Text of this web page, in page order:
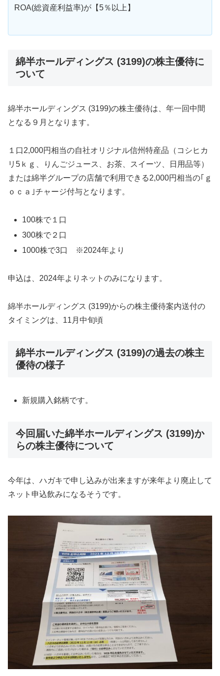
ROA(総資産利益率)が【5％以上】
綿半ホールディングス (3199)の株主優待に
ついて
綿半ホールディングス (3199)の株主優待は、年一回中間
となる９月となります。
１口2,000円相当の自社オリジナル信州特産品（コシヒカ
リ5ｋｇ、りんごジュース、お茶、スイーツ、日用品等）
または綿半グループの店舗で利用できる2,000円相当の｢ｇ
ｏｃａ｣チャージ付与となります。
100株で１口
300株で２口
1000株で3口 ※2024年より
申込は、2024年よりネットのみになります。
綿半ホールディングス (3199)からの株主優待案内送付の
タイミングは、11月中旬頃
綿半ホールディングス (3199)の過去の株主
優待の様子
新規購入銘柄です。
今回届いた綿半ホールディングス (3199)か
らの株主優待について
今年は、ハガキで申し込みが出来ますが来年より廃止して
ネット申込飲みになるそうです。